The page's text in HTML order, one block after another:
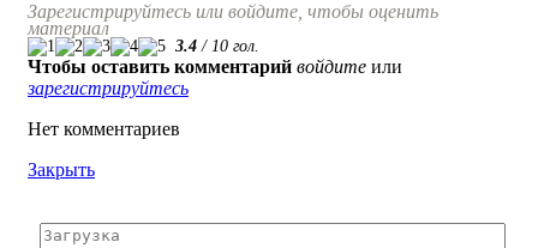
Зарегистрируйтесь или войдите, чтобы оценить
материал
3.4 / 10 гол.
Чтобы оставить комментарий войдите или
зарегистрируйтесь
Нет комментариев
Закрыть